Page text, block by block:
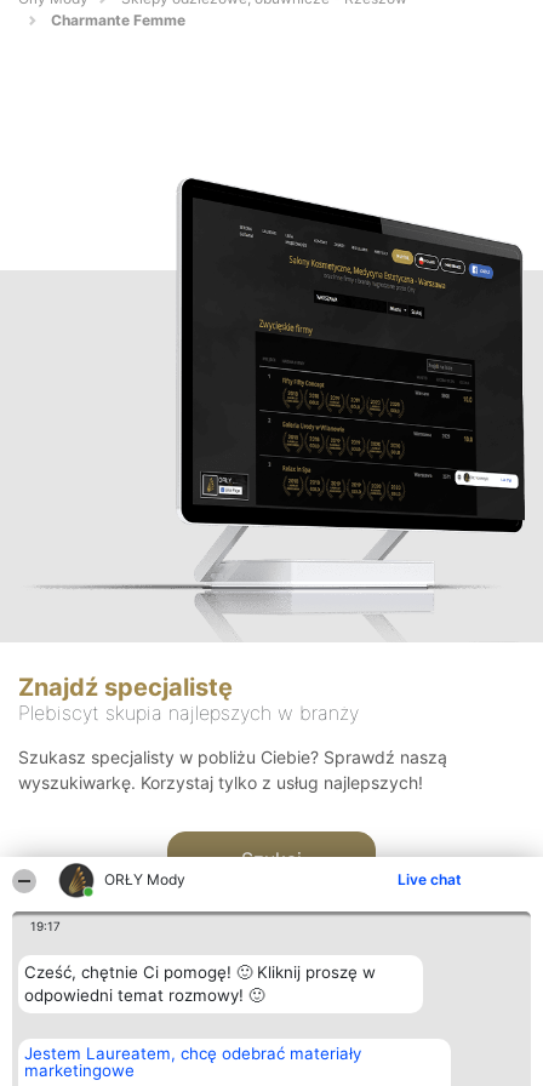
ORŁY Mody Live chat
19:17
Cześć, chętnie Ci pomogę! 🙂 Kliknij proszę w
odpowiedni temat rozmowy! 🙂
Jestem Laureatem, chcę odebrać materiały
marketingowe
Charmante Femme
Znajdź specjalistę
Plebiscyt skupia najlepszych w branży
Szukasz specjalisty w pobliżu Ciebie? Sprawdź naszą
wyszukiwarkę. Korzystaj tylko z usług najlepszych!
Szukaj
Organizator plebiscytu
Bright Side Solutions sp. z o.
o. sp. k.
Plebiscyt
Laureaci
Kontakt
Kontakt